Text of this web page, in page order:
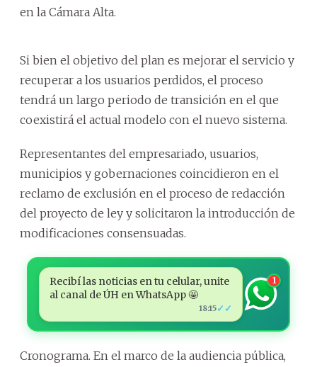
en la Cámara Alta.
Si bien el objetivo del plan es mejorar el servicio y
recuperar a los usuarios perdidos, el proceso
tendrá un largo periodo de transición en el que
coexistirá el actual modelo con el nuevo sistema.
Representantes del empresariado, usuarios,
municipios y gobernaciones coincidieron en el
reclamo de exclusión en el proceso de redacción
del proyecto de ley y solicitaron la introducción de
modificaciones consensuadas.
Recibí las noticias en tu celular, unite
al canal de ÚH en WhatsApp 🤩
18:15✓✓
1
Cronograma. En el marco de la audiencia pública,